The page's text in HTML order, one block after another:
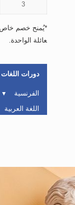
3
عائلة الواحدة.
دورات اللغات
الفرنسية ▼
اللغة العربية